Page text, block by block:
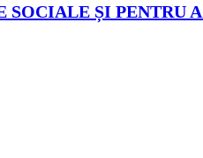
SOCIALE ȘI